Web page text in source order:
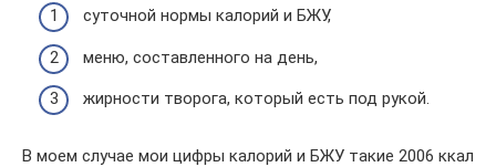
суточной нормы калорий и БЖУ,
меню, составленного на день,
жирности творога, который есть под рукой.
В моем случае мои цифры калорий и БЖУ такие 2006 ккал